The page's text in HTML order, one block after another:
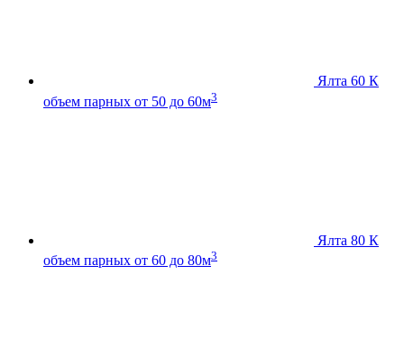
Ялта 60 К
объем парных от 50 до 60м3
Ялта 80 К
объем парных от 60 до 80м3